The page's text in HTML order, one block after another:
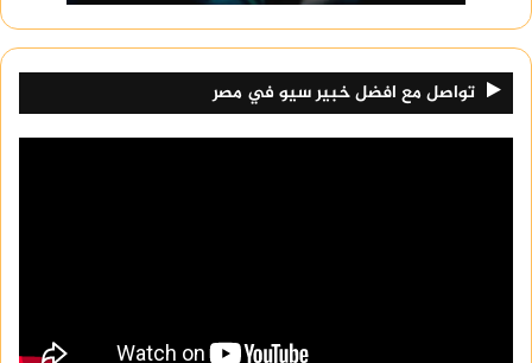
تواصل مع افضل خبير سيو في مصر